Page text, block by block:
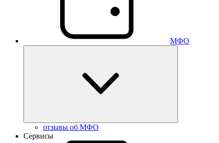
МФО
отзывы об МФО
Сервисы